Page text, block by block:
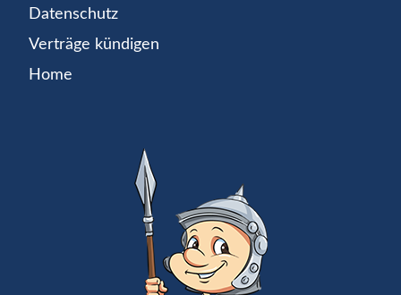
Datenschutz
Verträge kündigen
Home